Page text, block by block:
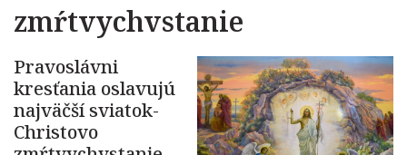
zmŕtvychvstanie
Pravoslávni
kresťania oslavujú
najväčší sviatok-
Christovo